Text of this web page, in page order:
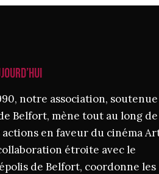
notre association, soutenue
Belfort, mène tout au long de
en faveur du cinéma
étroite avec le
de Belfort, coordonne les